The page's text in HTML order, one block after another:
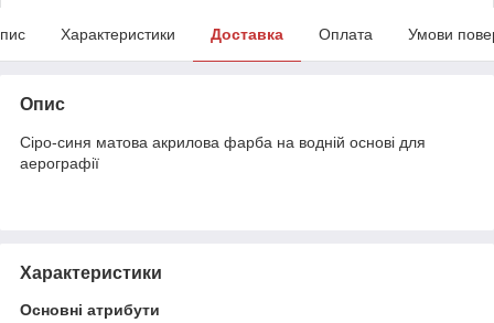
Характеристики Доставка Оплата Умови
Опис
Сіро-синя матова акрилова фарба на водній основі для
аерографії
Характеристики
Основні атрибути